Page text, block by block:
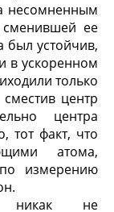
несомненным
ее
был устойчив,
в ускоренном
только
центр
центра
тот факт, что
атома,
измерению
никак не